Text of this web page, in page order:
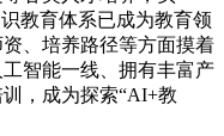
教育体系已成为教育领
、培养路径等方面摸着
智能一线、拥有丰富产
，成为探索“AI+教